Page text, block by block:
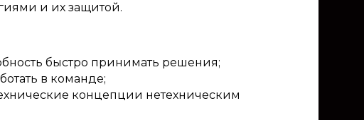
и их защитой.
быстро принимать решения;
в команде;
концепции нетехническим